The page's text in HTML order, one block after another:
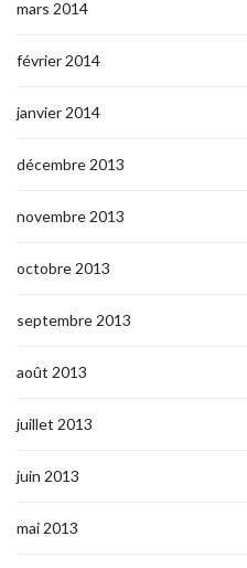
mars 2014
février 2014
janvier 2014
décembre 2013
novembre 2013
octobre 2013
septembre 2013
août 2013
juillet 2013
juin 2013
mai 2013